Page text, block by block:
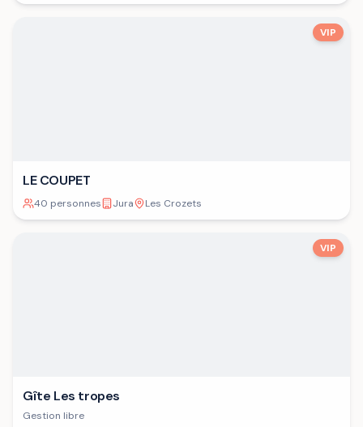
VIP
LE COUPET
40 personnes Jura Les Crozets
VIP
Gîte Les tropes
Gestion libre